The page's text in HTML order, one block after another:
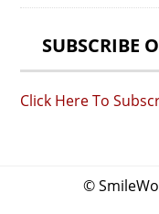
SUBSCRIBE
Click Here To
©